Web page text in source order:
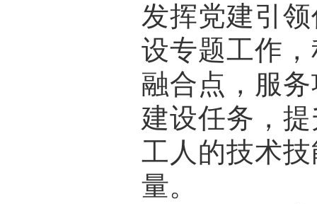
发挥党建引
设专题工作
融合点，服
建设任务，
工人的技术
量。